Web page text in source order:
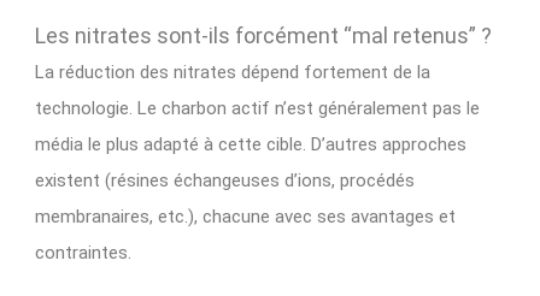
Les nitrates sont-ils forcément “mal retenus” ?
La réduction des nitrates dépend fortement de la
technologie. Le charbon actif n’est généralement pas le
média le plus adapté à cette cible. D’autres approches
existent (résines échangeuses d’ions, procédés
membranaires, etc.), chacune avec ses avantages et
contraintes.